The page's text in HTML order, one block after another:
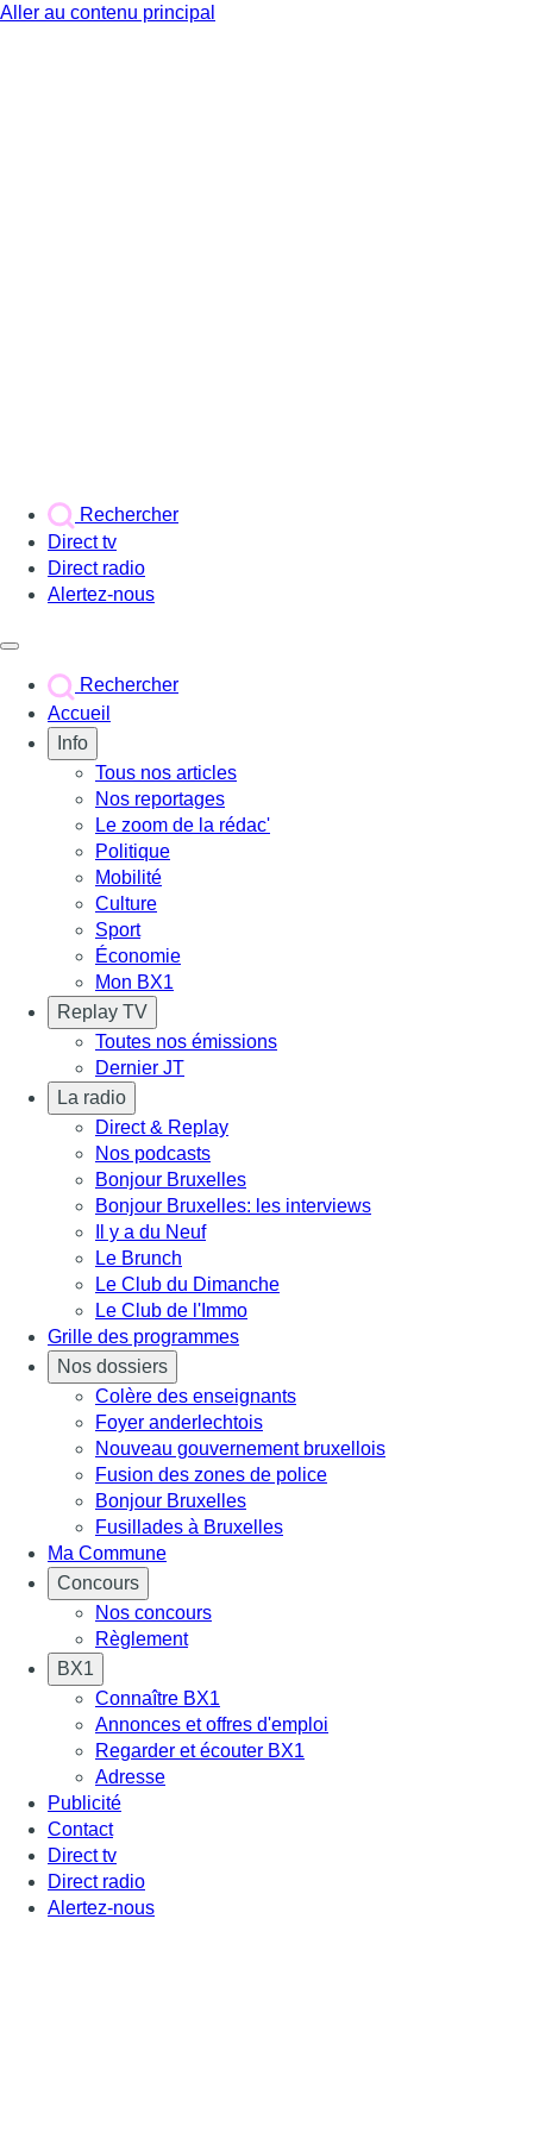
Aller au contenu principal
Rechercher
Direct tv
Direct radio
Alertez-nous
Rechercher
Accueil
Info
Tous nos articles
Nos reportages
Le zoom de la rédac'
Politique
Mobilité
Culture
Sport
Économie
Mon BX1
Replay TV
Toutes nos émissions
Dernier JT
La radio
Direct & Replay
Nos podcasts
Bonjour Bruxelles
Bonjour Bruxelles: les interviews
Il y a du Neuf
Le Brunch
Le Club du Dimanche
Le Club de l'Immo
Grille des programmes
Nos dossiers
Colère des enseignants
Foyer anderlechtois
Nouveau gouvernement bruxellois
Fusion des zones de police
Bonjour Bruxelles
Fusillades à Bruxelles
Ma Commune
Concours
Nos concours
Règlement
BX1
Connaître BX1
Annonces et offres d'emploi
Regarder et écouter BX1
Adresse
Publicité
Contact
Direct tv
Direct radio
Alertez-nous